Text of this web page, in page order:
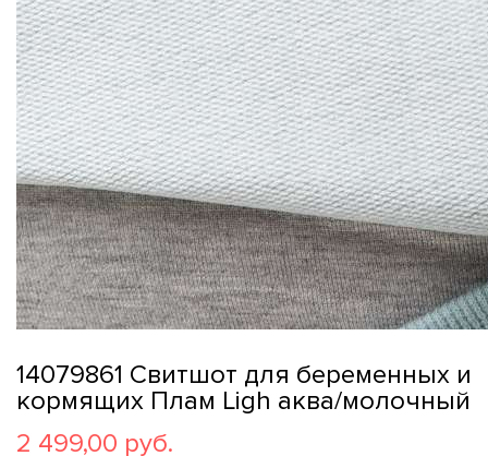
14079861 Свитшот для беременных и
кормящих Плам Ligh аква/молочный
2 499,00 руб.